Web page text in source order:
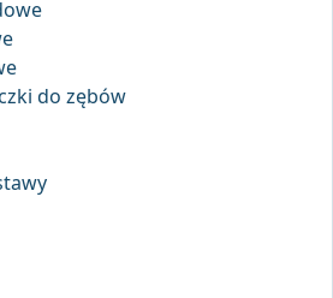
do zębów